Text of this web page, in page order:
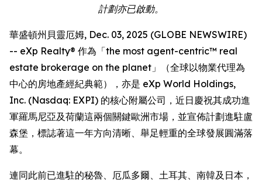
計劃亦已啟動。
華盛頓州貝靈厄姆, Dec. 03, 2025 (GLOBE NEWSWIRE)
-- eXp Realty® 作為「the most agent-centric™ real
estate brokerage on the planet」（全球以物業代理為
中心的房地產經紀典範），亦是 eXp World Holdings,
Inc. (Nasdaq: EXPI) 的核心附屬公司，近日慶祝其成功進
軍羅馬尼亞及荷蘭這兩個關鍵歐洲市場，並宣佈計劃進駐盧
森堡，標誌著這一年方向清晰、舉足輕重的全球發展圓滿落
幕。
連同此前已進駐的秘魯、厄瓜多爾、土耳其、南韓及日本，